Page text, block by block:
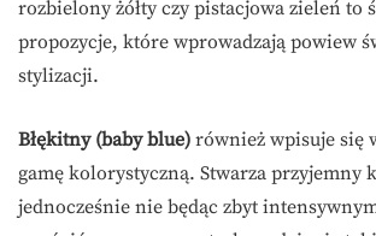
rozbielony żółty czy pistacjowa zieleń to
propozycje, które wprowadzają powiew
stylizacji.
Błękitny (baby blue) również wpisuje się
gamę kolorystyczną. Stwarza przyjemny
jednocześnie nie będąc zbyt